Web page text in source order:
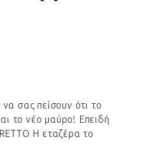
σας πείσουν ότι το
το νέο μαύρο! Επειδή
Η εταζέρα το